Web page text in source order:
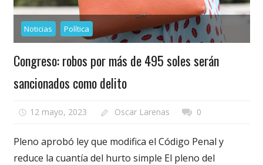
Noticias Política
Congreso: robos por más de 495 soles serán
sancionados como delito
12 mayo, 2023 Oscar Larenas 0
Pleno aprobó ley que modifica el Código Penal y
reduce la cuantía del hurto simple El pleno del